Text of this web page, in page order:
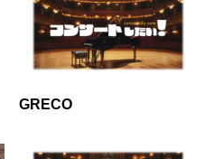
GRECO